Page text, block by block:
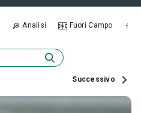
Analisi Fuori Campo
Successivo